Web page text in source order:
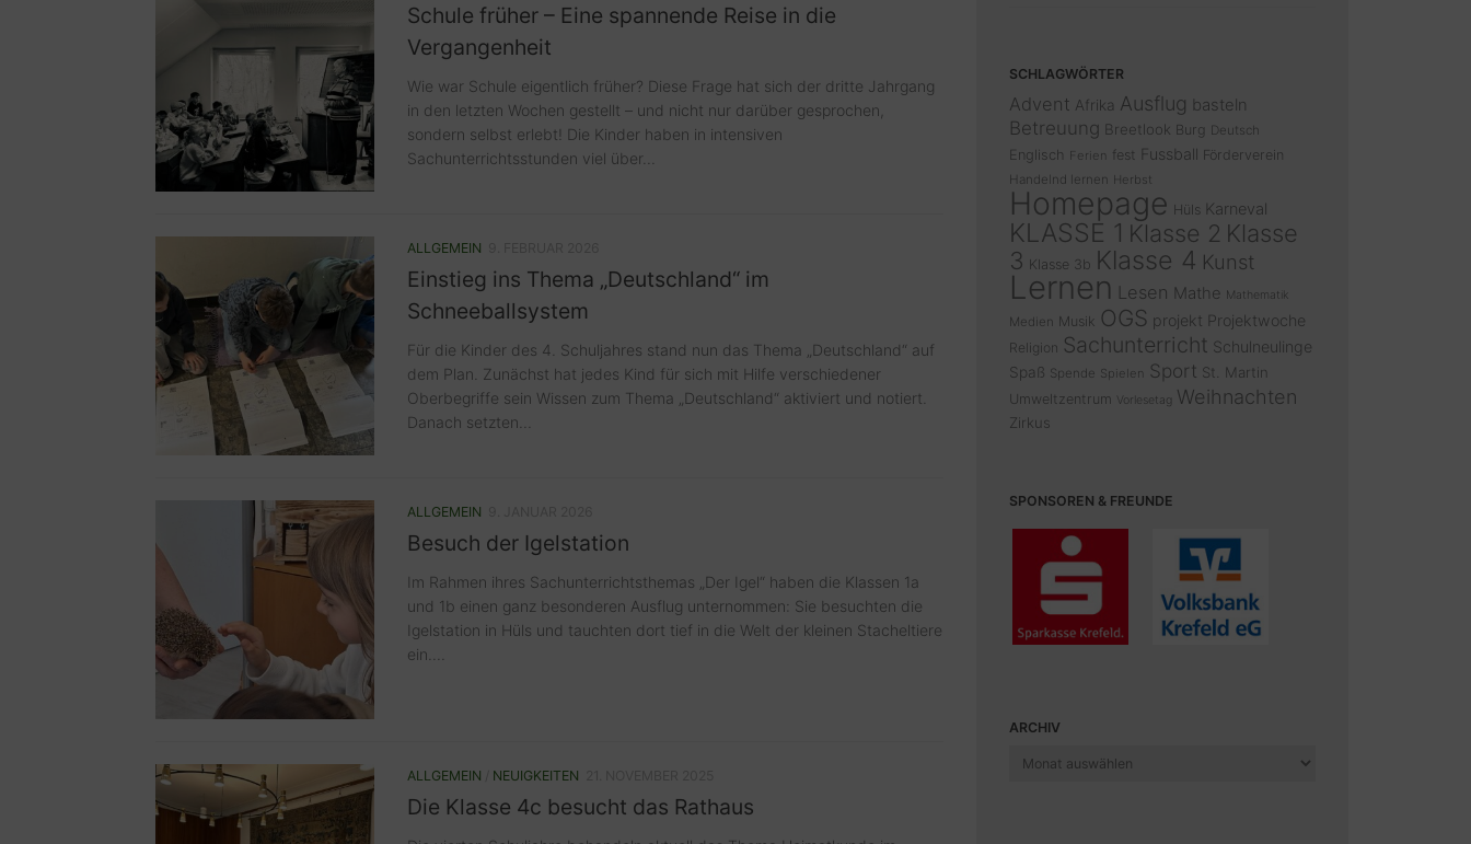
Schule früher – Eine spannende Reise in die
Vergangenheit
Wie war Schule eigentlich früher? Diese Frage hat sich der dritte Jahrgang
in den letzten Wochen gestellt – und nicht nur darüber gesprochen,
sondern selbst erlebt! Die Kinder haben in intensiven
Sachunterrichtsstunden viel über...
ALLGEMEIN
Einstieg ins Thema „Deutschland“ im
Schneeballsystem
Für die Kinder des 4. Schuljahres stand nun das Thema „Deutschland“ auf
dem Plan. Zunächst hat jedes Kind für sich mit Hilfe verschiedener
Oberbegriffe sein Wissen zum Thema „Deutschland“ aktiviert und notiert.
Danach setzten...
ALLGEMEIN
Besuch der Igelstation
Im Rahmen ihres Sachunterrichtsthemas „Der Igel“ haben die Klassen 1a
und 1b einen ganz besonderen Ausflug unternommen: Sie besuchten die
Igelstation in Hüls und tauchten dort tief in die Welt der kleinen Stacheltiere
ein....
ALLGEMEIN NEUIGKEITEN
Die Klasse 4c besucht das Rathaus
SCHLAGWÖRTER
Advent Afrika Ausflug basteln
Betreuung Breetlook Burg Deutsch
Englisch Ferien fest Fussball Förderverein
Handelnd lernen Herbst
Homepage Hüls Karneval
KLASSE 1 Klasse 2 Klasse
3 Klasse 3b Klasse 4 Kunst
Lernen Lesen Mathe Mathematik
Medien Musik OGS projekt Projektwoche
Religion Sachunterricht Schulneulinge
Spaß Spende Spielen Sport St. Martin
Umweltzentrum Vorlesetag Weihnachten
Zirkus
SPONSOREN & FREUNDE
ARCHIV
Archiv